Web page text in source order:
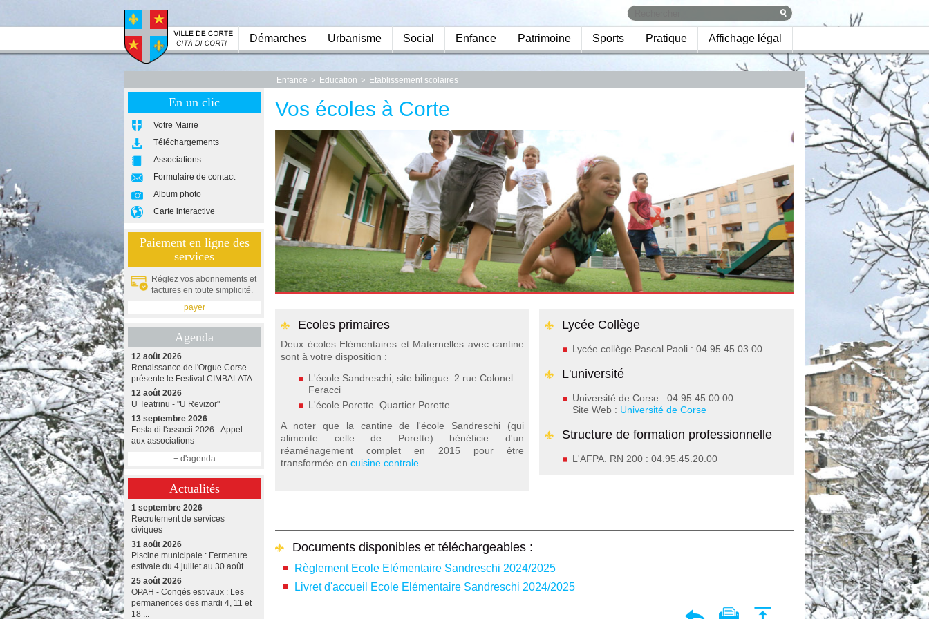
Démarches Urbanisme Social Enfance Patrimoine Sports Pratique Affichage légal
Enfance Education Etablissement scolaires
En un clic
Votre Mairie
Téléchargements
Associations
Formulaire de contact
Album photo
Carte interactive
Paiement en ligne des
services
Réglez vos abonnements et
factures en toute simplicité.
payer
Agenda
12 août 2026
Renaissance de l'Orgue Corse
présente le Festival CIMBALATA
12 août 2026
U Teatrinu - "U Revizor"
13 septembre 2026
Festa di l'associi 2026 - Appel
aux associations
+ d'agenda
Actualités
1 septembre 2026
Recrutement de services
civiques
31 août 2026
Piscine municipale : Fermeture
estivale du 4 juillet au 30 août ...
25 août 2026
OPAH - Congés estivaux : Les
permanences des mardi 4, 11 et
18 ...
Vos écoles à Corte
Ecoles primaires
Deux écoles Elémentaires et Maternelles avec cantine
sont à votre disposition :
L'école Sandreschi, site bilingue. 2 rue Colonel
Feracci
L'école Porette. Quartier Porette
A noter que la cantine de l'école Sandreschi (qui
alimente celle de Porette) bénéficie d'un
réaménagement complet en 2015 pour être
transformée en cuisine centrale
Lycée Collège
Lycée collège Pascal Paoli : 04.95.45.03.00
L'université
Université de Corse : 04.95.45.00.00.
Site Web : Université de Corse
Structure de formation professionnelle
L'AFPA. RN 200 : 04.95.45.20.00
Documents disponibles et téléchargeables :
Règlement Ecole Elémentaire Sandreschi 2024/2025
Livret d'accueil Ecole Elémentaire Sandreschi 2024/2025